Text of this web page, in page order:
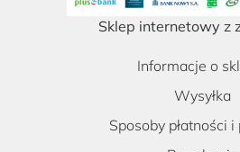
Sklep internetowy z
Informacje o
Wysyłka
Sposoby płatności